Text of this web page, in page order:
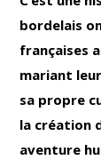
bordelais
françaises
mariant
sa propre
la création
aventure